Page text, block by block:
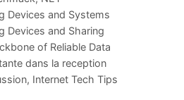
im
Devices and Systems
Devices and Sharing
of Reliable Data
dans la reception
Internet Tech Tips